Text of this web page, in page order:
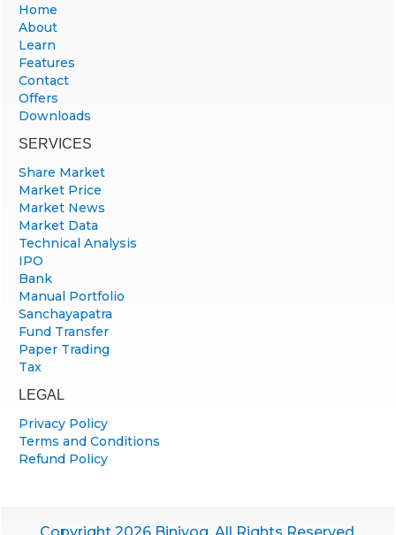
Home
About
Learn
Features
Contact
Offers
Downloads
SERVICES
Share Market
Market Price
Market News
Market Data
Technical Analysis
IPO
Bank
Manual Portfolio
Sanchayapatra
Fund Transfer
Paper Trading
Tax
LEGAL
Privacy Policy
Terms and Conditions
Refund Policy